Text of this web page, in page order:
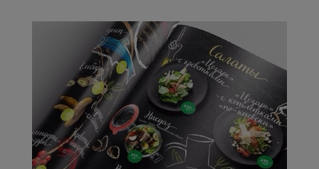
PROJECT 1
VIEW NOW